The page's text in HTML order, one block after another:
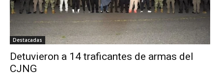
Destacadas
Detuvieron a 14 traficantes de armas del
CJNG